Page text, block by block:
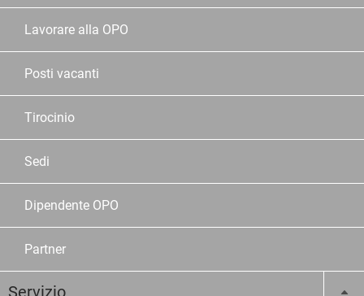
Lavorare alla OPO
Posti vacanti
Tirocinio
Sedi
Dipendente OPO
Partner
Servizio